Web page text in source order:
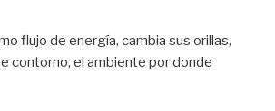
flujo de energía, cambia sus orillas,
contorno, el ambiente por donde